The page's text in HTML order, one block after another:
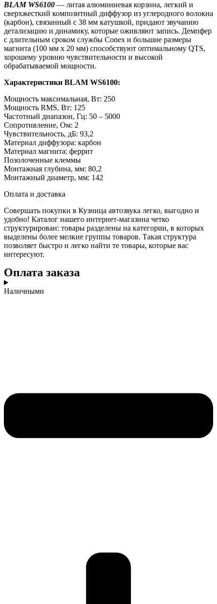
BLAM WS6100 — литая алюминиевая корзина, легкий и
сверхжесткий композитный диффузор из углеродного волокна
(карбон), связанный с 38 мм катушкой, придают звучанию
детализацию и динамику, которые оживляют запись. Демпфер
с длительным сроком службы Conex и большие размеры
магнита (100 мм x 20 мм) способствуют оптимальному QTS,
хорошему уровню чувствительности и высокой
обрабатываемой мощности.
Характеристики BLAM WS6100:
Мощность максимальная, Вт: 250
Мощность RMS, Вт: 125
Частотный диапазон, Гц: 50 – 5000
Сопротивление, Ом: 2
Чувствительность, дБ: 93,2
Материал диффузора: карбон
Материал магнита: феррит
Позолоченные клеммы
Монтажная глубина, мм: 80,2
Монтажный диаметр, мм: 142
Оплата и доставка
Совершать покупки в Кузница автозвука легко, выгодно и
удобно! Каталог нашего интернет-магазина четко
структурирован: товары разделены на категории, в которых
выделены более мелкие группы товаров. Такая структура
позволяет быстро и легко найти те товары, которые вас
интересуют.
Оплата заказа
Наличными